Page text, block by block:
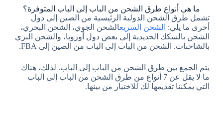
ما هي أنواع طرق الشحن من الباب إلى الباب المتوفرة؟
تشمل طرق الشحن الدولية الرئيسية من الصين إلى دول
أخرى ما يلي: الشحن السريعالشحن الجوي، الشحن البحري،
الشحن بالسكك الحديدية إلى بعض دول أوروبا، والشحن البري
بالشاحنات. الشحن من الباب إلى الباب من الصين إلى FBA.
يتم الجمع بين طرق الشحن من الباب إلى الباب. لذلك، هناك
ما لا يقل عن 7 أنواع من طرق الشحن من الباب إلى الباب
التي يمكننا تقديمها لك للاختيار من بينها.